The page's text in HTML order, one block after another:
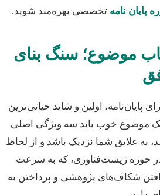
نامه تخصصی بهره‌مند شوید.
سنگ بنای
اولین و شاید حیاتی‌ترین
خوب باید سه ویژگی اصلی
علایق شما نزدیک باشد و از لحاظ
زیست‌فناوری، که به سرعت
پژوهشی و پرداختن به